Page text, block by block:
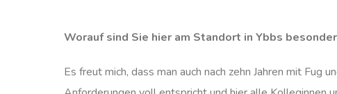
Worauf sind Sie hier am Standort in Ybbs
Es freut mich, dass man auch nach zehn Jahren mit